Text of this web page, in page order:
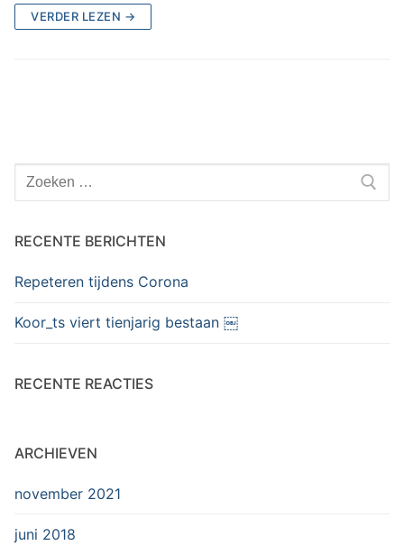
VERDER LEZEN →
Zoeken
naar:
RECENTE BERICHTEN
Repeteren tijdens Corona
Koor_ts viert tienjarig bestaan ￼
RECENTE REACTIES
ARCHIEVEN
november 2021
juni 2018